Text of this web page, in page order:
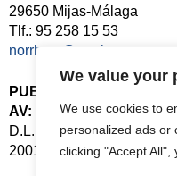
We value your
We use cookies to
personalized ads or
clicking "Accept All",
29650 Mijas-Málaga
Tlf.: 95 258 15 53
norrbom@norrbom.com
PUBLICERAD
AV:
D.L. MA-126-
2001